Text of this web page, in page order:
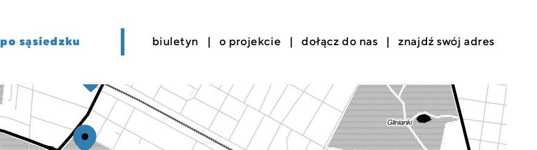
po sąsiedzku biuletyn o projekcie dołącz do nas znajdź swój adres